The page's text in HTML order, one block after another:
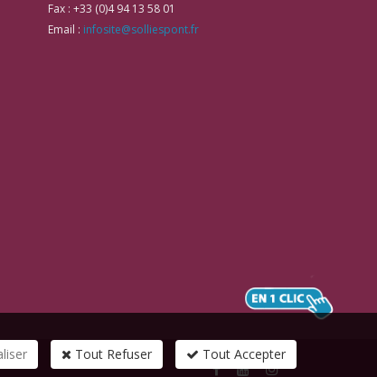
Fax : +33 (0)4 94 13 58 01
Email : infosite@solliespont.fr
Tout Refuser Tout Accepter